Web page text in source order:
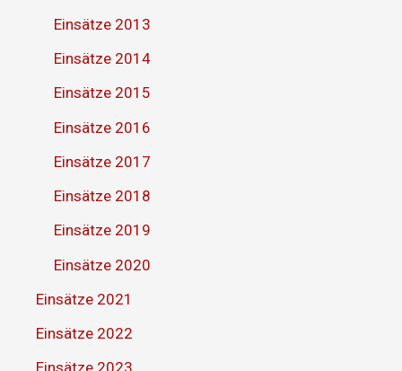
Einsätze 2013
Einsätze 2014
Einsätze 2015
Einsätze 2016
Einsätze 2017
Einsätze 2018
Einsätze 2019
Einsätze 2020
Einsätze 2021
Einsätze 2022